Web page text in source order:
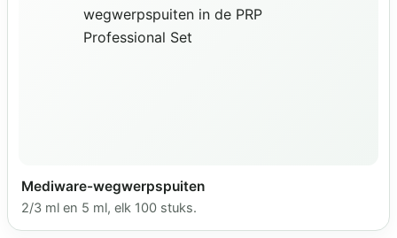
Mediware-wegwerpspuiten
2/3 ml en 5 ml, elk 100 stuks.